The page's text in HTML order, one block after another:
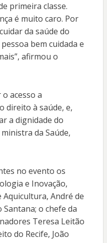
primeira classe.
é muito caro. Por
da saúde do
bem cuidada e
afirmou o
acesso a
direito à saúde, e,
a dignidade do
da Saúde,
no evento os
e Inovação,
Aquicultura, André de
Santana; o chefe da
Teresa Leitão
do Recife, João